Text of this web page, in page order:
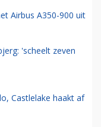
Airbus A350-900 uit
'scheelt zeven
Castlelake haakt af